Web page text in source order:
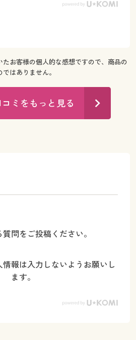
お客様の個人的な感想ですので、商品の
はありません。
ミをもっと見る
問をご投稿ください。
報は入力しないようお願いし
ます。